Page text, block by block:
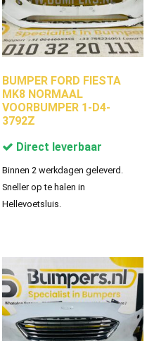
BUMPER FORD FIESTA
MK8 NORMAAL
VOORBUMPER 1-D4-
3792Z
Direct leverbaar
Binnen 2 werkdagen geleverd.
Sneller op te halen in
Hellevoetsluis.